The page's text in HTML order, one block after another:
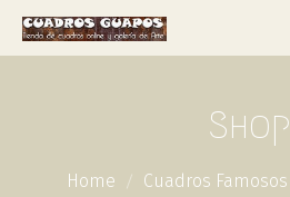
Shop
Home Cuadros Famosos